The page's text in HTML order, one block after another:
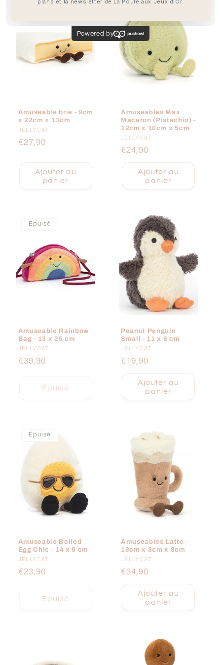
Amuseable brie - 9cm
x 22cm x 13cm
Fournisseur :
JELLYCAT
Prix
€27,90
Ajouter au
panier
Amuseables Max
Macaron (Pistachio) -
12cm x 10cm x 5cm
Fournisseur :
JELLYCAT
Prix
habituel
€24,90
Ajouter au
panier
Épuisé
Amuseable Rainbow
Bag - 13 x 25 cm
Fournisseur :
JELLYCAT
Prix
€39,90
Épuisé
Peanut Penguin
Small - 11 x 6 cm
Fournisseur :
JELLYCAT
Prix
habituel
€19,90
Ajouter au
panier
Épuisé
Amuseable Boiled
Egg Chic - 14 x 9 cm
Fournisseur :
JELLYCAT
Prix
€23,90
Épuisé
Amuseables Latte -
18cm x 8cm x 8cm
Fournisseur :
JELLYCAT
Prix
habituel
€34,90
Ajouter au
panier